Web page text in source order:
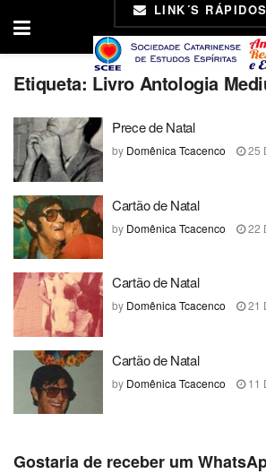
LINK´S RÁPIDOS
Etiqueta: Livro Antologia
Prece de Natal
by Domênica Tcacenco 25
Cartão de Natal
by Domênica Tcacenco 22
Cartão de Natal
by Domênica Tcacenco 21
Cartão de Natal
by Domênica Tcacenco 11
Gostaria de receber um